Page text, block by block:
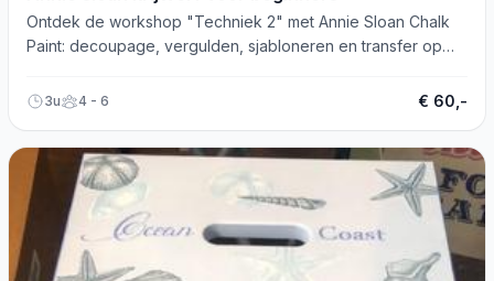
Ontdek de workshop "Techniek 2" met Annie Sloan Chalk
Paint: decoupage, vergulden, sjabloneren en transfer op
3u 4 - 6 € 60,-